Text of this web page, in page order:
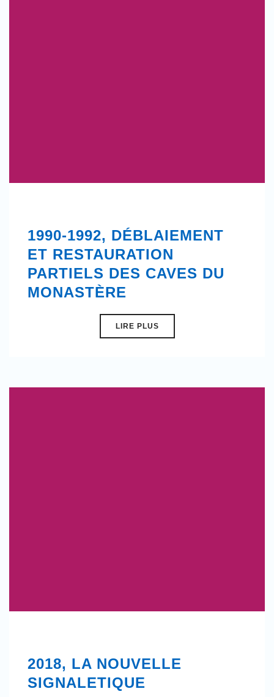
1990-1992, DÉBLAIEMENT
ET RESTAURATION
PARTIELS DES CAVES DU
MONASTÈRE
LIRE PLUS
2018, LA NOUVELLE
SIGNALETIQUE